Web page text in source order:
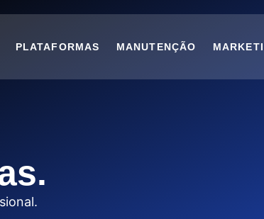
PLATAFORMAS MANUTENÇÃO